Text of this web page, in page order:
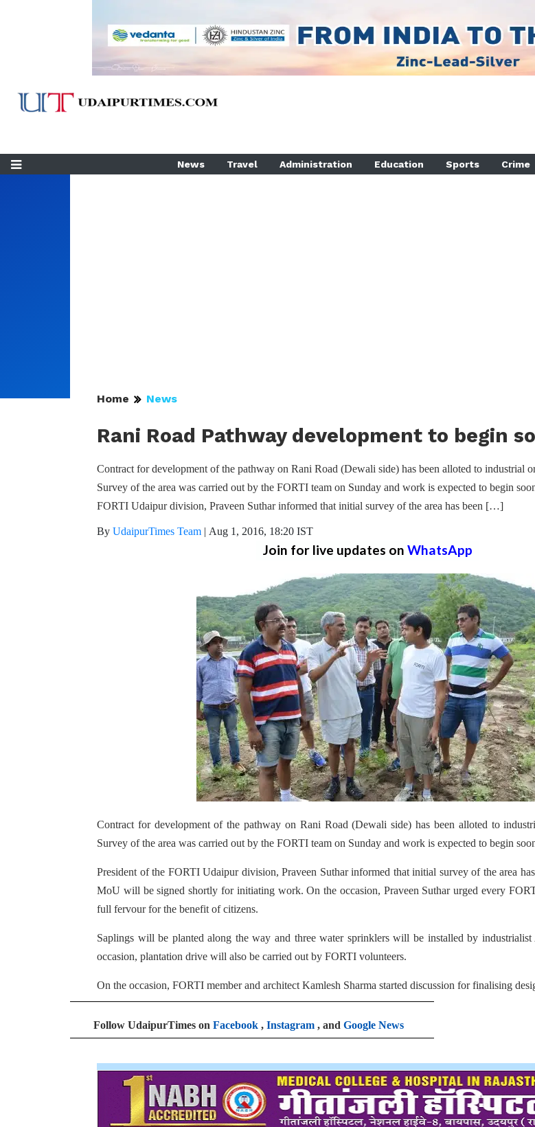
News Travel Administration Education Sports Crime
Home News
Rani Road Pathway development to begin
Contract for development of the pathway on Rani Road (Dewali side) has been alloted to industrial
Survey of the area was carried out by the FORTI team on Sunday and work is expected to begin
FORTI Udaipur division, Praveen Suthar informed that initial survey of the area has been […]
By UdaipurTimes Team | Aug 1, 2016, 18:20 IST
Join for live updates on WhatsApp
Contract for development of the pathway on Rani Road (Dewali side) has been alloted to
Survey of the area was carried out by the FORTI team on Sunday and work is expected to begin
President of the FORTI Udaipur division, Praveen Suthar informed that initial survey of the area
MoU will be signed shortly for initiating work. On the occasion, Praveen Suthar urged every
full fervour for the benefit of citizens.
Saplings will be planted along the way and three water sprinklers will be installed by
occasion, plantation drive will also be carried out by FORTI volunteers.
On the occasion, FORTI member and architect Kamlesh Sharma started discussion for finalising
Follow UdaipurTimes on Facebook , Instagram , and Google News